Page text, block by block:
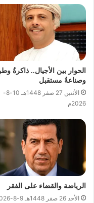
الحوار بين الأجيال.. ذاكرةُ
وصناعةُ مستقبل
الأثنين 27 صفر 1448هـ 10-8-
2026م
الرياضة والقضاء على الفقر
الأحد 26 صفر 1448هـ 9-8-2026م